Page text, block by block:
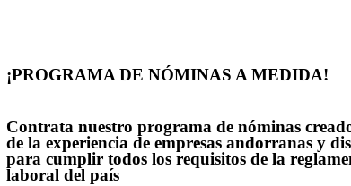
¡PROGRAMA DE NÓMINAS A MEDIDA!
Contrata nuestro programa de nóminas
de la experiencia de empresas andorranas y
para cumplir todos los requisitos de la
laboral del país